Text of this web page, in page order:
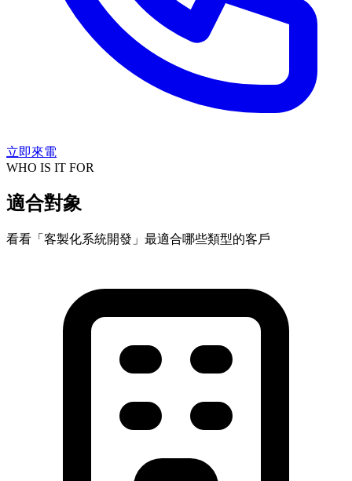
立即來電
WHO IS IT FOR
適合對象
看看「客製化系統開發」最適合哪些類型的客戶